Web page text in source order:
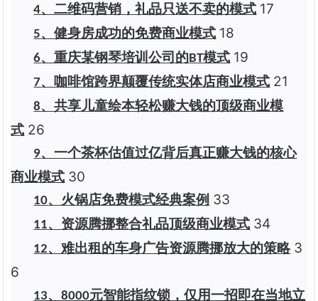
4、二维码营销，礼品只送不卖的模式 17
5、健身房成功的免费商业模式 18
6、重庆某钢琴培训公司的BT模式 19
7、咖啡馆跨界颠覆传统实体店商业模式 21
8、共享儿童绘本轻松赚大钱的顶级商业模
式 26
9、一个茶杯估值过亿背后真正赚大钱的核心
商业模式 30
10、火锅店免费模式经典案例 33
11、资源腾挪整合礼品顶级商业模式 34
12、难出租的车身广告资源腾挪放大的策略 3
6
13、8000元智能指纹锁，仅用一招即在当地立